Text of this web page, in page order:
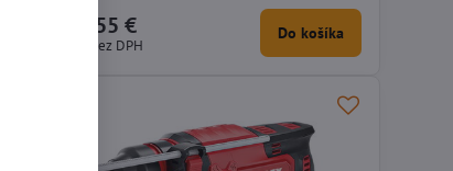
842,55 €
bez DPH
Do košíka